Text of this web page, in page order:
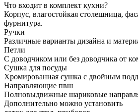
Что входит в комплект кухни?
Корпус, влагостойкая столешница,
фурнитура.
Ручки
Различные варианты дизайна и
Петли
С доводчиком или без доводчика от
Сушка для посуды
Хромированная сушка с двойным
Направляющие пвш
Полновыдвижные шариковые
Дополнительно можно установить